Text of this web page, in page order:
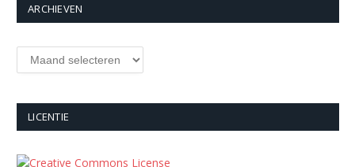
ARCHIEVEN
Archieven
LICENTIE